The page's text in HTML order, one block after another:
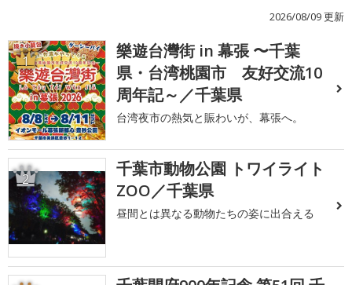
2026/08/09 更新
1
樂遊台灣街 in 幕張 〜千葉
県・台湾桃園市 友好交流10
周年記～／千葉県
台湾夜市の熱気と賑わいが、幕張へ。
2
千葉市動物公園 トワイライト
ZOO／千葉県
昼間とは異なる動物たちの姿に出合える